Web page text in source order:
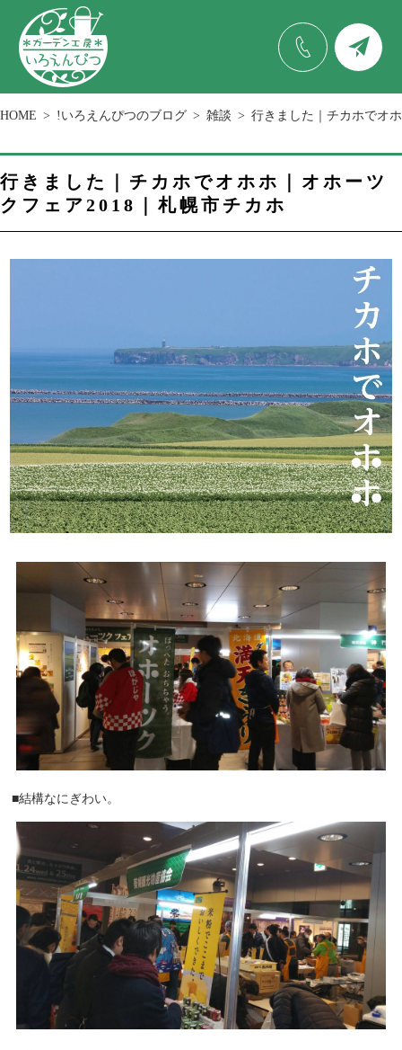
HOME !いろえんぴつのブログ 雑談 行きました｜チカホでオ
行きました｜チカホでオホホ｜オホーツ
クフェア2018｜札幌市チカホ
■結構なにぎわい。